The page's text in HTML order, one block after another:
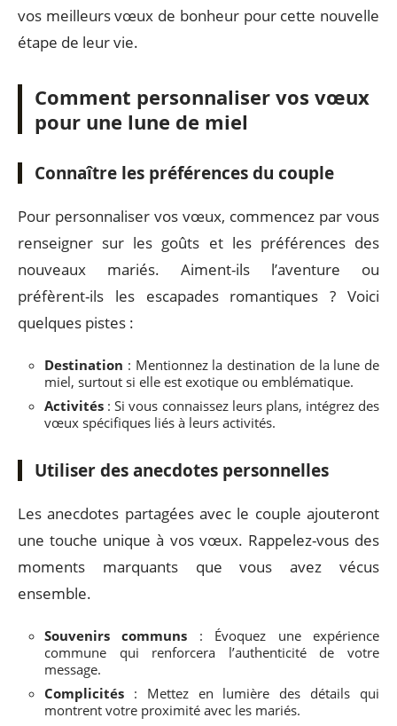
vos meilleurs vœux de bonheur pour cette nouvelle
étape de leur vie.
Comment personnaliser vos vœux
pour une lune de miel
Connaître les préférences du couple
Pour personnaliser vos vœux, commencez par vous
renseigner sur les goûts et les préférences des
nouveaux mariés. Aiment-ils l’aventure ou
préfèrent-ils les escapades romantiques ? Voici
quelques pistes :
Destination : Mentionnez la destination de la lune de
miel, surtout si elle est exotique ou emblématique.
Activités : Si vous connaissez leurs plans, intégrez des
vœux spécifiques liés à leurs activités.
Utiliser des anecdotes personnelles
Les anecdotes partagées avec le couple ajouteront
une touche unique à vos vœux. Rappelez-vous des
moments marquants que vous avez vécus
ensemble.
Souvenirs communs : Évoquez une expérience
commune qui renforcera l’authenticité de votre
message.
Complicités : Mettez en lumière des détails qui
montrent votre proximité avec les mariés.